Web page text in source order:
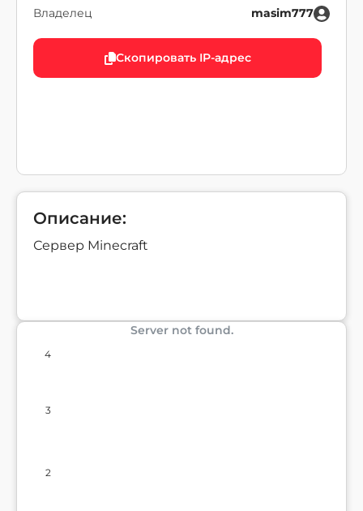
Владелец masim777
Скопировать IP-адрес
Описание:
Сервер Minecraft
Server not found.
2
3
4